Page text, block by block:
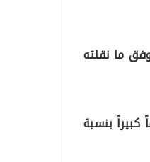
وصلت إلى 40 بالمئة, وذلك وفق ما نقلته
بنسبة